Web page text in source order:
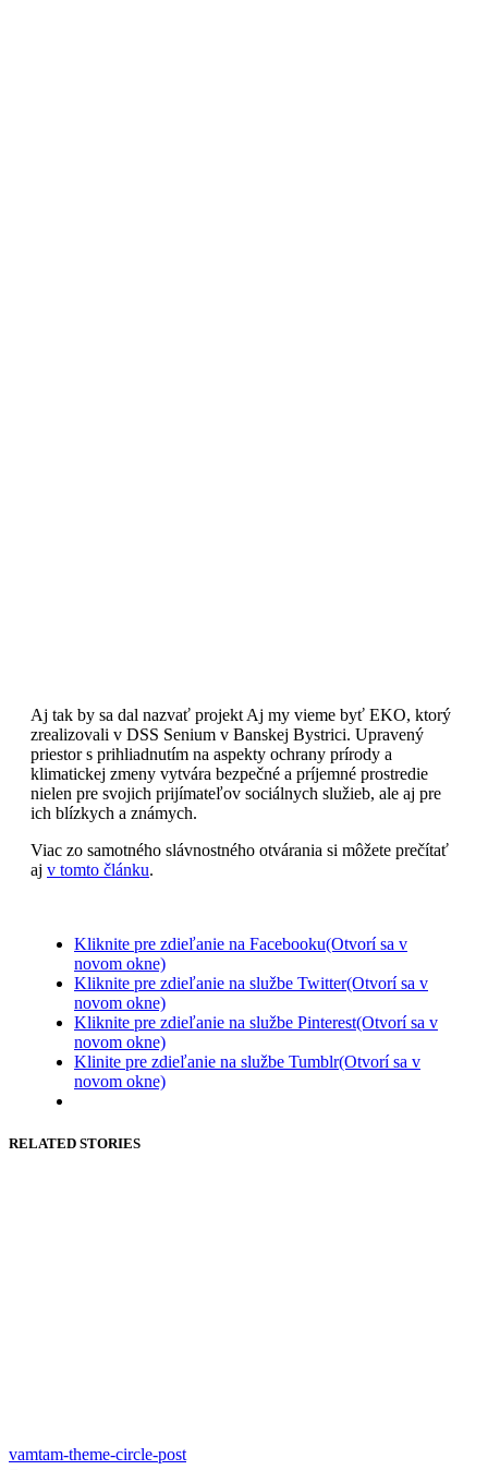
Aj tak by sa dal nazvať projekt Aj my vieme byť EKO, ktorý
zrealizovali v DSS Senium v Banskej Bystrici. Upravený
priestor s prihliadnutím na aspekty ochrany prírody a
klimatickej zmeny vytvára bezpečné a príjemné prostredie
nielen pre svojich prijímateľov sociálnych služieb, ale aj pre
ich blízkych a známych.
Viac zo samotného slávnostného otvárania si môžete prečítať
aj v tomto článku.
Kliknite pre zdieľanie na Facebooku(Otvorí sa v
novom okne)
Kliknite pre zdieľanie na službe Twitter(Otvorí sa v
novom okne)
Kliknite pre zdieľanie na službe Pinterest(Otvorí sa v
novom okne)
Klinite pre zdieľanie na službe Tumblr(Otvorí sa v
novom okne)
RELATED STORIES
vamtam-theme-circle-post